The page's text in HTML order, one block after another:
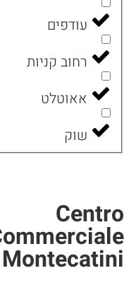
עודפים
רחוב קניות
אאוטלט
שוק